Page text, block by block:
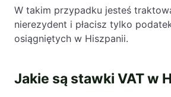
W takim przypadku jesteś
nierezydent i płacisz tylko
osiągniętych w Hiszpanii.
Jakie są stawki VAT w